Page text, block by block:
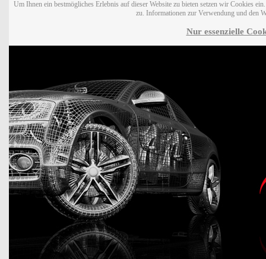
Um Ihnen ein bestmögliches Erlebnis auf dieser Website zu bieten setzen wir Cookies
zu. Informationen zur Verwendung und den
Nur essenzielle